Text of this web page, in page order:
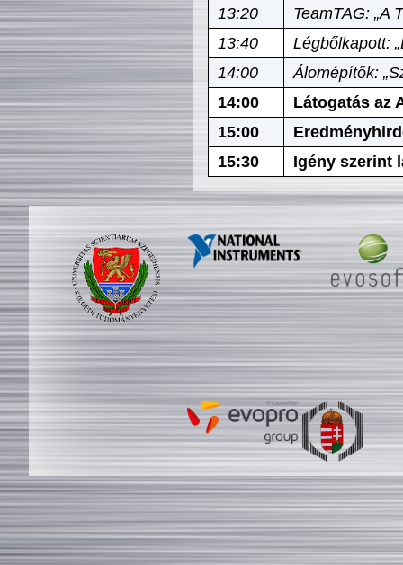
13:20
TeamTAG: „A
13:40
Légbőlkapott:
14:00
Álomépítők:
14:00
Látogatás az
15:00
15:30
Igény szerint